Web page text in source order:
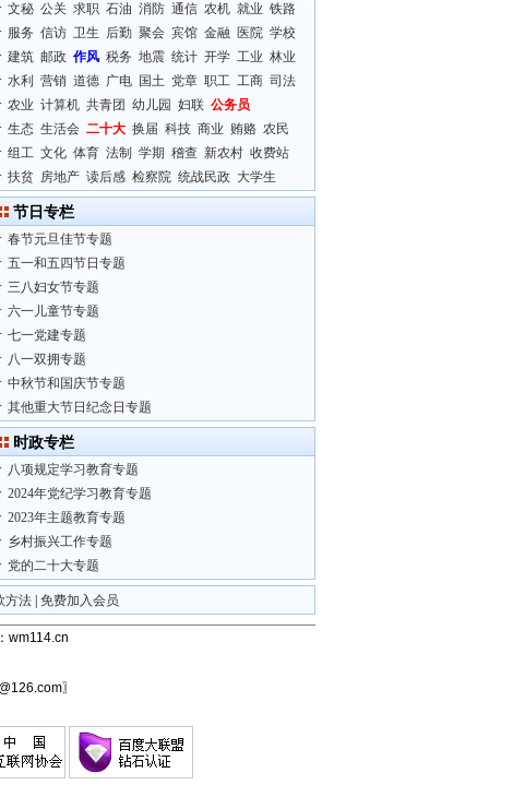
文秘 公关 求职 石油 消防 通信 农机 就业 铁路
服务 信访 卫生 后勤 聚会 宾馆 金融 医院 学校
建筑 邮政 作风 税务 地震 统计 开学 工业 林业
水利
营销 道德 广电 国土 党章 职工 工商 司法
农业 计算机 共青团 幼儿园 妇联 公务员
生态 生活会 二十大 换届 科技 商业 贿赂 农民
组工 文化 体育 法制 学期 稽查 新农村 收费站
扶贫 房地产 读后感 检察院 统战民政 大学生
节日专栏
春节元旦佳节专题
五一和五四节日专题
三八妇女节专题
六一儿童节专题
七一党建专题
八一双拥专题
中秋节和国庆节专题
其他重大节日纪念日专题
时政专栏
八项规定学习教育专题
2024年党纪学习教育专题
2023年主题教育专题
乡村振兴工作专题
党的二十大专题
方法 免费加入会员
wm114.cn
〗